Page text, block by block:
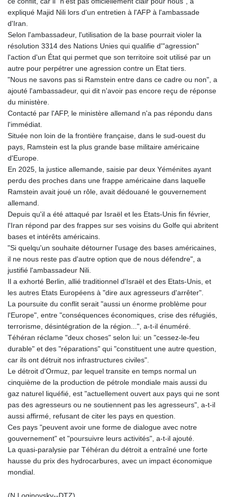
expliqué Majid Nili lors d'un entretien à l'AFP à l'ambassade
d'Iran.
Selon l'ambassadeur, l'utilisation de la base pourrait violer la
résolution 3314 des Nations Unies qui qualifie d'"agression"
l'action d'un État qui permet que son territoire soit utilisé par un
autre pour perpétrer une agression contre un Etat tiers.
"Nous ne savons pas si Ramstein entre dans ce cadre ou non", a
ajouté l'ambassadeur, qui dit n'avoir pas encore reçu de réponse
du ministère.
Contacté par l'AFP, le ministère allemand n'a pas répondu dans
l'immédiat.
Située non loin de la frontière française, dans le sud-ouest du
pays, Ramstein est la plus grande base militaire américaine
d'Europe.
En 2025, la justice allemande, saisie par deux Yéménites ayant
perdu des proches dans une frappe américaine dans laquelle
Ramstein avait joué un rôle, avait dédouané le gouvernement
allemand.
Depuis qu'il a été attaqué par Israël et les Etats-Unis fin février,
l'Iran répond par des frappes sur ses voisins du Golfe qui abritent
bases et intérêts américains.
"Si quelqu'un souhaite détourner l'usage des bases américaines,
il ne nous reste pas d'autre option que de nous défendre", a
justifié l'ambassadeur Nili.
Il a exhorté Berlin, allié traditionnel d'Israël et des Etats-Unis, et
les autres Etats Européens à "dire aux agresseurs d'arrêter".
La poursuite du conflit serait "aussi un énorme problème pour
l'Europe", entre "conséquences économiques, crise des réfugiés,
terrorisme, désintégration de la région...", a-t-il énuméré.
Téhéran réclame "deux choses" selon lui: un "cessez-le-feu
durable" et des "réparations" qui "constituent une autre question,
car ils ont détruit nos infrastructures civiles".
Le détroit d'Ormuz, par lequel transite en temps normal un
cinquième de la production de pétrole mondiale mais aussi du
gaz naturel liquéfié, est "actuellement ouvert aux pays qui ne sont
pas des agresseurs ou ne soutiennent pas les agresseurs", a-t-il
aussi affirmé, refusant de citer les pays en question.
Ces pays "peuvent avoir une forme de dialogue avec notre
gouvernement" et "poursuivre leurs activités", a-t-il ajouté.
La quasi-paralysie par Téhéran du détroit a entraîné une forte
hausse du prix des hydrocarbures, avec un impact économique
mondial.